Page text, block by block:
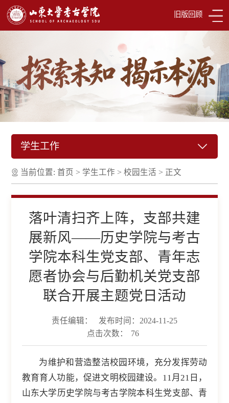
旧版回顾
学生工作
当前位置:首页 > 学生工作 >校园生活 > 正文
落叶清扫齐上阵，支部共建
展新风——历史学院与考古
学院本科生党支部、青年志
愿者协会与后勤机关党支部
联合开展主题党日活动
责任编辑：
发布时间：2024-11-25
点击次数：
76
为维护和营造整洁校园环境，充分发挥劳动
教育育人功能，促进文明校园建设。11月21日，
山东大学历史学院与考古学院本科生党支部、青